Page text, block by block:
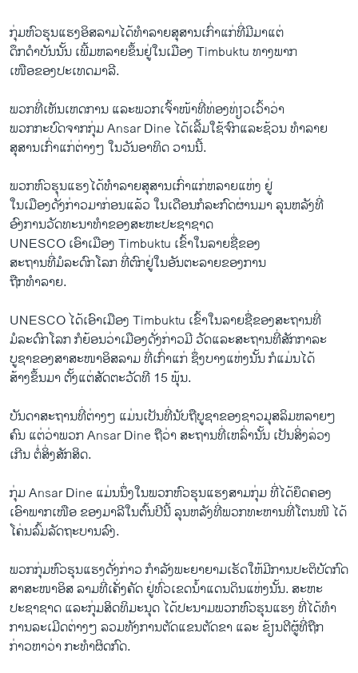
ລາຍການກະຈາຍສຽງ
ລາຍງານ
ຕິດຕາມພວກເຮົາ ທີ່
ພາສາຕ່າງໆ
ກຸ່ມຫົວຮຸນແຮງອິສລາມໄດ້ທໍາລາຍສຸສານເກົ່າແກ່ທີ່ມີມາແຕ່
ດຶກດໍາບັນນັ້ນ ເພີ້ມຫລາຍຂຶ້ນຢູ່ໃນເມືອງ Timbuktu ທາງພາກ
ເໜືອຂອງປະເທດມາລີ.
ພວກທີ່ເຫັນເຫດການ ແລະພວກເຈົ້າໜ້າທີ່ທ່ອງທ່ຽວເວົ້າວ່າ
ພວກກະບົດຈາກກຸ່ມ Ansar Dine ໄດ້ເລີ້ມໃຊ້ຈົກແລະຊ້ວນ ທໍາລາຍ
ສຸສານເກົ່າແກ່ຕ່າງໆ ໃນວັນອາທິດ ວານນີ້.
ພວກຫົວຮຸນແຮງໄດ້ທໍາລາຍສຸສານເກົ່າແກ່ຫລາຍແຫ່ງ ຢູ່
ໃນເມືອງດັ່ງກ່າວມາກ່ອນແລ້ວ ໃນເດືອນກໍລະກົດຜ່ານມາ ລຸນຫລັງທີ່
ອົງການວັດທະນາທໍາຂອງສະຫະປະຊາຊາດ
UNESCO ເອົາເມືອງ Timbuktu ເຂົ້າໃນລາຍຊື່ຂອງ
ສະຖານທີ່ມໍລະດົກໂລກ ທີ່ຕົກຢູ່ໃນອັນຕະລາຍຂອງການ
ຖືກທໍາລາຍ.
UNESCO ໄດ້ເອົາເມືອງ Timbuktu ເຂົ້າໃນລາຍຊື່ຂອງສະຖານທີ່
ມໍລະດົກໂລກ ກໍຍ້ອນວ່າເມືອງດັ່ງກ່າວມີ ວັດແລະສະຖານທີ່ສັກກາລະ
ບູຊາຂອງສາສະໜາອິສລາມ ທີ່ເກົ່າແກ່ ຊຶ່ງບາງແຫ່ງນັ້ນ ກໍແມ່ນໄດ້
ສ້າງຂຶ້ນມາ ຕັ້ງແຕ່ສັດຕະວັດທີ 15 ພຸ້ນ.
ບັນດາສະຖານທີ່ຕ່າງໆ ແມ່ນເປັນທີ່ນັບຖືບູຊາຂອງຊາວມຸສລິມຫລາຍໆ
ຄົນ ແຕ່ວ່າພວກ Ansar Dine ຖືວ່າ ສະຖານທີ່ເຫລົ່ານັ້ນ ເປັນສິ່ງລ່ວງ
ເກີນ ຕໍ່ສິ່ງສັກສິດ.
ກຸ່ມ Ansar Dine ແມ່ນນຶ່ງໃນພວກຫົວຮຸນແຮງສາມກຸ່ມ ທີ່ໄດ້ຍຶດຄອງ
ເອົາພາກເໜືອ ຂອງມາລີໃນຕົ້ນປີນີ້ ລຸນຫລັງທີ່ພວກທະຫານທີ່ໂຕນໜີ ໄດ້
ໂຄ່ນລົ້ມລັດຖະບານລົງ.
ພວກກຸ່ມຫົວຮຸນແຮງດັ່ງກ່າວ ກໍາລັງພະຍາຍາມເຮັດໃຫ້ມີການປະຕິບັດກົດ
ສາສະໜາອິສ ລາມທີ່ເຄັ່ງຄັດ ຢູ່ທົ່ວເຂດນໍ້າແດນດິນແຫ່ງນັ້ນ. ສະຫະ
ປະຊາຊາດ ແລະກຸ່ມສິດທິມະນຸດ ໄດ້ປະນາມພວກຫົວຮຸນແຮງ ທີ່ໄດ້ທໍາ
ການລະເມີດຕ່າງໆ ລວມທັງການຕັດແຂນຕັດຂາ ແລະ ຂ້ຽນຕີຜູ້ທີ່ຖືກ
ກ່າວຫາວ່າ ກະທໍາຜິດກົດ.